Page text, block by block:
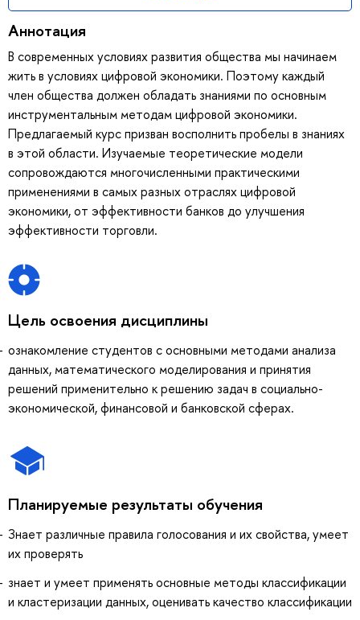
Аннотация
В современных условиях развития общества мы начинаем
жить в условиях цифровой экономики. Поэтому каждый
член общества должен обладать знаниями по основным
инструментальным методам цифровой экономики.
Предлагаемый курс призван восполнить пробелы в знаниях
в этой области. Изучаемые теоретические модели
сопровождаются многочисленными практическими
применениями в самых разных отраслях цифровой
экономики, от эффективности банков до улучшения
эффективности торговли.
Цель освоения дисциплины
ознакомление студентов с основными методами анализа
данных, математического моделирования и принятия
решений применительно к решению задач в социально-
экономической, финансовой и банковской сферах.
Планируемые результаты обучения
Знает различные правила голосования и их свойства, умеет
их проверять
знает и умеет применять основные методы классификации
и кластеризации данных, оценивать качество классификации